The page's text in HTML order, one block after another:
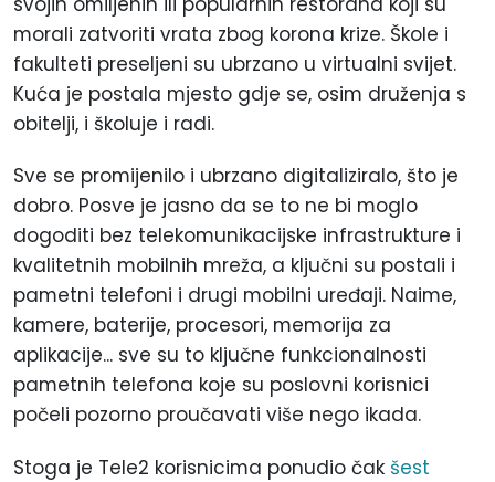
morali zatvoriti vrata zbog korona krize. Škole i
fakulteti preseljeni su ubrzano u virtualni svijet.
Kuća je postala mjesto gdje se, osim druženja s
obitelji, i školuje i radi.
Sve se promijenilo i ubrzano digitaliziralo, što je
dobro. Posve je jasno da se to ne bi moglo
dogoditi bez telekomunikacijske infrastrukture i
kvalitetnih mobilnih mreža, a ključni su postali i
pametni telefoni i drugi mobilni uređaji. Naime,
kamere, baterije, procesori, memorija za
aplikacije... sve su to ključne funkcionalnosti
pametnih telefona koje su poslovni korisnici
počeli pozorno proučavati više nego ikada.
Stoga je Tele2 korisnicima ponudio čak šest